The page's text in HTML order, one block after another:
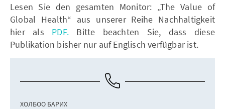
Lesen Sie den gesamten Monitor: „The Value of
Global Health“ aus unserer Reihe Nachhaltigkeit
hier als PDF.Bitte beachten Sie, dass diese
Publikation bisher nur auf Englisch verfügbar ist.
ХОЛБОО БАРИХ